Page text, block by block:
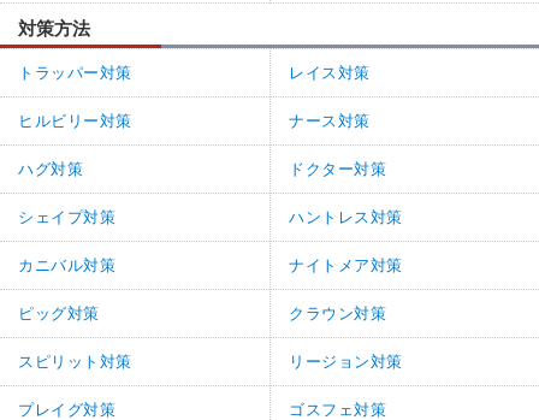
対策方法
トラッパー対策 レイス対策
ヒルビリー対策 ナース対策
ハグ対策 ドクター対策
シェイプ対策 ハントレス対策
カニバル対策 ナイトメア対策
ピッグ対策 クラウン対策
スピリット対策 リージョン対策
プレイグ対策 ゴスフェ対策